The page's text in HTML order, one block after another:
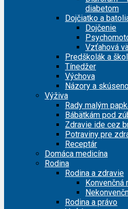
diabetom
Dojčiatko a
Dojčenie
Vzťahová
Predškolák a
Tínedžer
Výchova
Názory a
Výživa
Rady malým
Bábätkám pod
Zdravie ide cez
Potraviny pre
Receptár
Domáca medicína
Rodina
Rodina a zdravie
Konvenčná
Rodina a právo